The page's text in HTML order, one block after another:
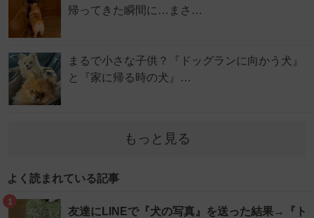
帰ってきた瞬間に…まさ…
まるで小さな子供？『ドッグランに向かう犬』
と『家に帰る時の犬』…
もっと見る
よく読まれている記事
1
友達にLINEで『犬の写真』を送った結果→『ト